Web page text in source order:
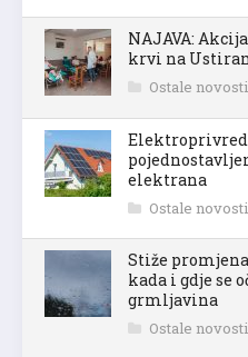
NAJAVA:
krvi na
Ostale novosti
elektrana
Ostale novosti
Stiže
kada i gdje se
grmljavina
Ostale novosti